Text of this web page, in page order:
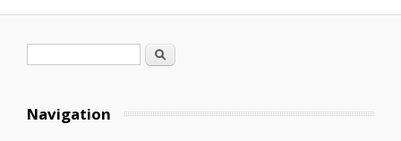
Search
Navigation